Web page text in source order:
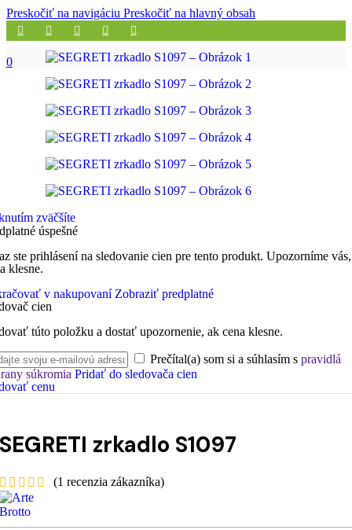
Preskočiť na navigáciu Preskočiť na hlavný obsah
0
zväčšíte
úspešné
ste prihlásení na sledovanie cien pre tento produkt. Upozorníme
klesne.
v nakupovaní Zobraziť predplatné
cien
túto položku a dostať upozornenie, ak cena klesne.
Prečítal(a) som si a súhlasím s pravidlá
súkromia Pridať do sledovača cien
cenu
SEGRETI zrkadlo S1097
(1 recenzia zákazníka)